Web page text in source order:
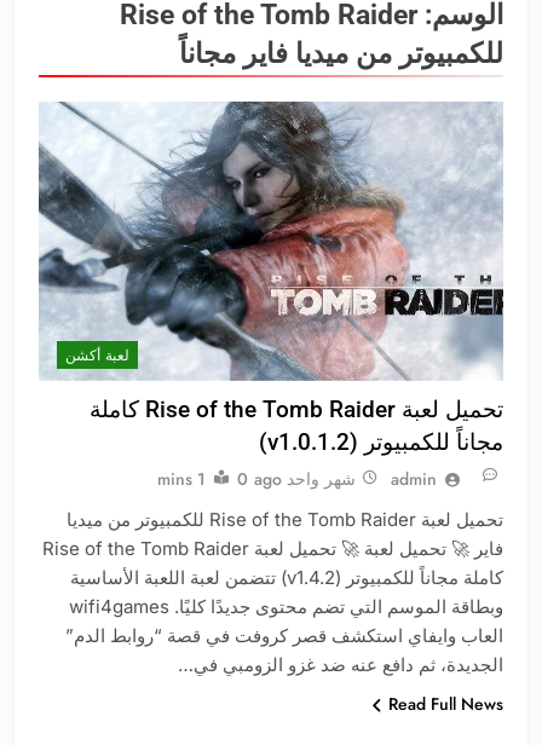
الوسم:Rise of the Tomb Raider
للكمبيوتر من ميديا فاير مجاناً
لعبة أكشن
تحميل لعبة Rise of the Tomb Raider كاملة
مجاناً للكمبيوتر (v1.0.1.2)
admin شهر واحد ago 0
1 mins
تحميل لعبة Rise of the Tomb Raider للكمبيوتر من ميديا
فاير 🚀 تحميل لعبة 🚀 تحميل لعبة Rise of the Tomb Raider
كاملة مجاناً للكمبيوتر (v1.4.2) تتضمن لعبة اللعبة الأساسية
وبطاقة الموسم التي تضم محتوى جديدًا كليًا. wifi4games
العاب وايفاي استكشف قصر كروفت في قصة “روابط الدم”
الجديدة، ثم دافع عنه ضد غزو الزومبي في…
Read Full News